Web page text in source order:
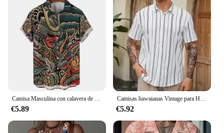
€5.89
Camisas hawaianas Vintage para Hombre, camisa De manga corta a rayas, ropa De diseñador De calle De gran tamaño, Verano
€5.92